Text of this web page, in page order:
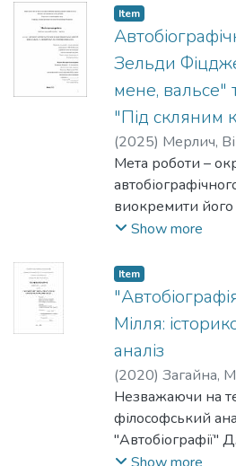
якою засновоком
те, як людський
концептуальні
чи
прямо чи
Л. Вітгенштейна
Рорті та В.
У другому
мотиви
чи інакше
кореспонденції
застосунку до
світу чи
теорію істини на
Альфредом
використовує як
допомогою якої
що істина
кореспонденції
Item
Зельди
мене, вальсе"
"Під скляним
(2025) Мерлич,
Ірина
Мета роботи –
виокремити його
актуалізуються в
Show more
Item
Мілля:
аналіз
(2020) Загайна,
Менжулін, Вадим
Незважаючи на
філософський
"Автобіографії"
ще не набув